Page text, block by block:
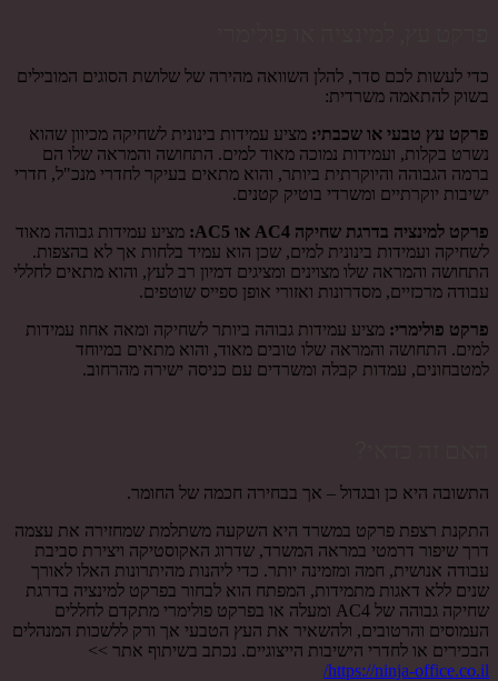
כדי לעשות לכם סדר, להלן השוואה מהירה של שלושת הסוגים המובילים
בשוק להתאמה משרדית:
פרקט עץ טבעי או שכבתי: מציע עמידות בינונית לשחיקה מכיוון שהוא
נשרט בקלות, ועמידות נמוכה מאוד למים. התחושה והמראה שלו הם
ברמה הגבוהה והיוקרתית ביותר, והוא מתאים בעיקר לחדרי מנכ"ל, חדרי
ישיבות יוקרתיים ומשרדי בוטיק קטנים.
פרקט למינציה בדרגת שחיקה
או
מציע עמידות גבוהה מאוד
לשחיקה ועמידות בינונית למים, שכן הוא עמיד בלחות אך לא בהצפות.
התחושה והמראה שלו מצוינים ומציגים דמיון רב לעץ, והוא מתאים לחללי
עבודה מרכזיים, מסדרונות ואזורי אופן ספייס שוטפים.
פרקט פולימרי: מציע עמידות גבוהה ביותר לשחיקה ומאה אחוז עמידות
למים. התחושה והמראה שלו טובים מאוד, והוא מתאים במיוחד
למטבחונים, עמדות קבלה ומשרדים עם כניסה ישירה מהרחוב.
התשובה היא כן ובגדול – אך בבחירה חכמה של החומר.
התקנת רצפת פרקט במשרד היא השקעה משתלמת שמחזירה את עצמה
דרך שיפור דרמטי במראה המשרד, שדרוג האקוסטיקה ויצירת סביבת
עבודה אנושית, חמה ומזמינה יותר. כדי ליהנות מהיתרונות האלו לאורך
שנים ללא דאגות מתמידות, המפתח הוא לבחור בפרקט למינציה בדרגת
שחיקה גבוהה של AC4 ומעלה או בפרקט פולימרי מתקדם לחללים
העמוסים והרטובים, ולהשאיר את העץ הטבעי אך ורק ללשכות המנהלים
הבכירים או לחדרי הישיבות הייצוגיים. נכתב בשיתוף אתר >>
https://ninja-office.co.il/